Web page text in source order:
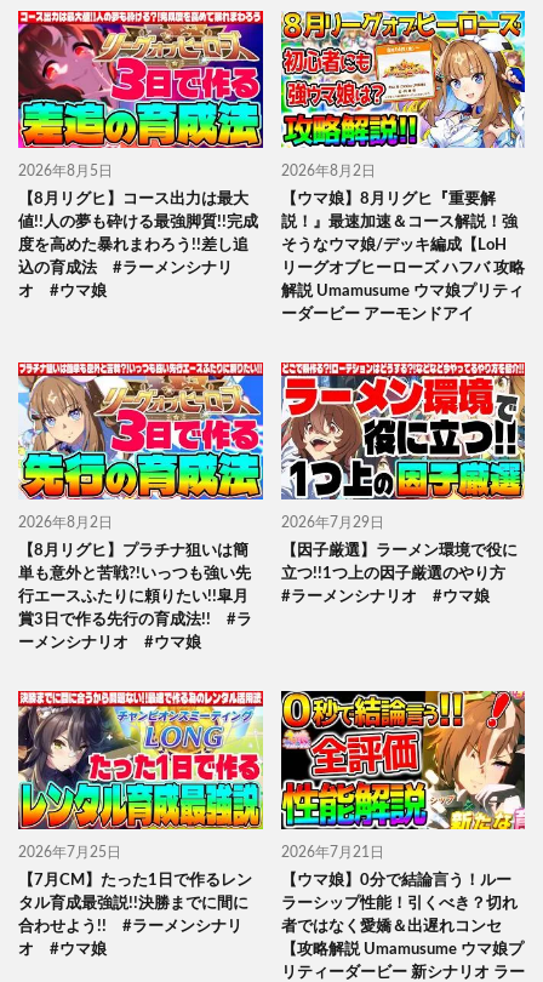
2026年8月5日
【8月リグヒ】コース出力は最大
値!!人の夢も砕ける最強脚質!!完成
度を高めた暴れまわろう!!差し追
込の育成法 #ラーメンシナリ
オ #ウマ娘
2026年8月2日
【ウマ娘】8月リグヒ『重要解
説！』最速加速＆コース解説！強
そうなウマ娘/デッキ編成【LoH
リーグオブヒーローズ ハフバ 攻略
解説 Umamusume ウマ娘プリティ
ーダービー アーモンドアイ
2026年8月2日
【8月リグヒ】プラチナ狙いは簡
単も意外と苦戦?!いっつも強い先
行エースふたりに頼りたい!!皐月
賞3日で作る先行の育成法!! #ラ
ーメンシナリオ #ウマ娘
2026年7月29日
【因子厳選】ラーメン環境で役に
立つ!!1つ上の因子厳選のやり方
#ラーメンシナリオ #ウマ娘
2026年7月25日
【7月CM】たった1日で作るレン
タル育成最強説!!決勝までに間に
合わせよう!! #ラーメンシナリ
オ #ウマ娘
2026年7月21日
【ウマ娘】0分で結論言う！ルー
ラーシップ性能！引くべき？切れ
者ではなく愛嬌＆出遅れコンセ
【攻略解説 Umamusume ウマ娘プ
リティーダービー 新シナリオ ラー